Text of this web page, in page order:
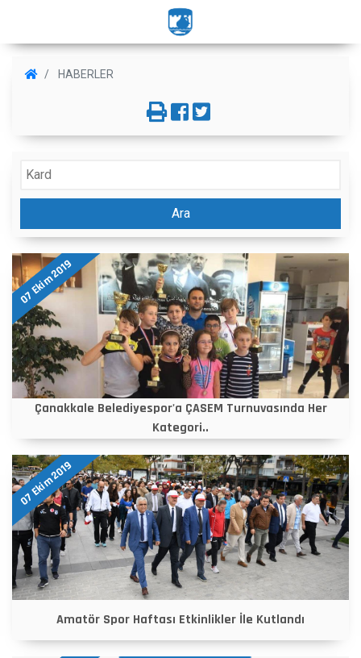
HABERLER
Ara
07 Ekim 2019
Çanakkale Belediyespor'a ÇASEM Turnuvasında Her
Kategori..
07 Ekim 2019
Amatör Spor Haftası Etkinlikler İle Kutlandı